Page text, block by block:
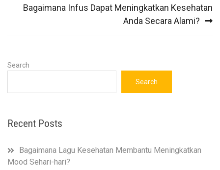
Bagaimana Infus Dapat Meningkatkan Kesehatan
Anda Secara Alami?
Search
Search
Recent Posts
Bagaimana Lagu Kesehatan Membantu Meningkatkan
Mood Sehari-hari?